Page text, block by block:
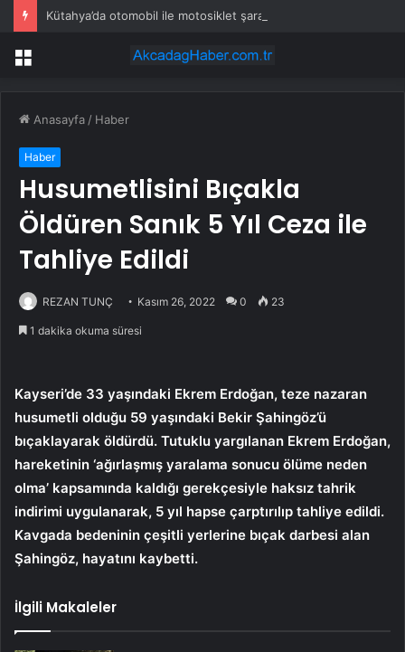
Menü
Anasayfa / Haber
Haber
Husumetlisini Bıçakla
Öldüren Sanık 5 Yıl Ceza ile
Tahliye Edildi
REZAN TUNÇ Kasım 26, 2022 0 23
1 dakika okuma süresi
Kayseri’de 33 yaşındaki Ekrem Erdoğan, teze nazaran
husumetli olduğu 59 yaşındaki Bekir Şahingöz’ü
bıçaklayarak öldürdü. Tutuklu yargılanan Ekrem Erdoğan,
hareketinin ‘ağırlaşmış yaralama sonucu ölüme neden
olma’ kapsamında kaldığı gerekçesiyle haksız tahrik
indirimi uygulanarak, 5 yıl hapse çarptırılıp tahliye edildi.
Kavgada bedeninin çeşitli yerlerine bıçak darbesi alan
Şahingöz, hayatını kaybetti.
İlgili Makaleler